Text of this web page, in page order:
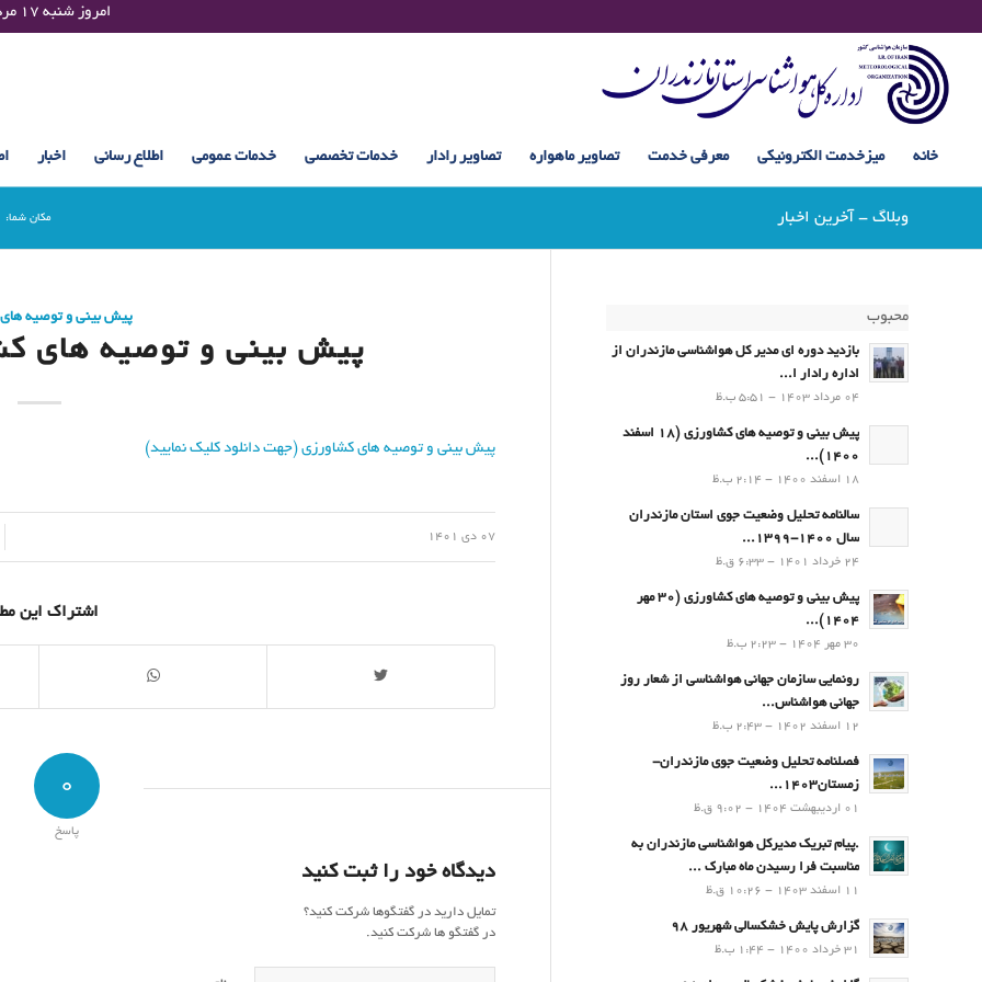
Saturday 08 August 2026 , 09:17 UTC ¤¤¤¤ امروز شنبه ۱۷ مرداد ۱۴۰۵ساعت : ۰۹:۱۷
خانه میزخدمت الکترونیکی معرفی خدمت تصاویر ماهواره تصاویر رادار خدمات تخصصی خدمات عمومی اطلاع رسانی اخبار
وبلاگ - آخرین اخبار مکان شما:
پیش بینی و توصیه
پیش بینی و توصیه های
پیش بینی و توصیه های کشاورزی (جهت دانلود کلیک نمایید)
07 دی 1401
اشتراک این
0
پاسخ
دیدگاه خود را ثبت کنید
تمایل دارید در گفتگوها شرکت کنید؟
در گفتگو ها شرکت کنید.
محبوب
بازدید دوره ای مدیر کل هواشناسی مازندران از
اداره رادار ا...
04 مرداد 1403 - 5:51 ب.ظ
پیش بینی و توصیه های کشاورزی (18 اسفند
1400)...
18 اسفند 1400 - 2:14 ب.ظ
سالنامه تحلیل وضعیت جوی استان مازندران
سال 1400-1399...
24 خرداد 1401 - 6:33 ق.ظ
پیش بینی و توصیه های کشاورزی (30 مهر
۱۴۰۴)...
30 مهر 1404 - 2:23 ب.ظ
رونمایی سازمان جهانی هواشناسی از شعار روز
جهانی هواشناس...
12 اسفند 1402 - 2:43 ب.ظ
فصلنامه تحلیل وضعیت جوی مازندران-
زمستان۱۴۰۳...
01 اردیبهشت 1404 - 9:02 ق.ظ
.پيام تبريك مدیرکل هواشناسی مازندران به
مناسبت فرا رسيدن ماه مبارك ...
11 اسفند 1403 - 10:26 ق.ظ
گزارش پایش خشکسالی شهریور 98
31 خرداد 1400 - 1:44 ب.ظ